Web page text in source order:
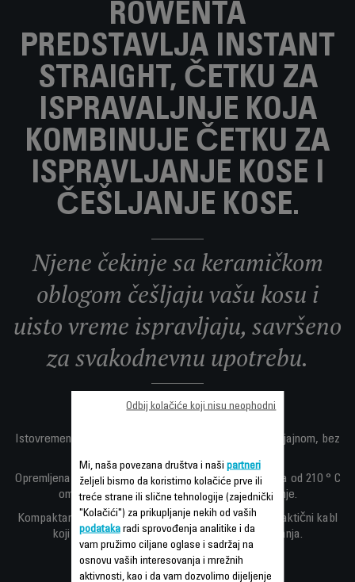
ROWENTA
PREDSTAVLJA INSTANT
STRAIGHT, ČETKU ZA
ISPRAVALJNJE KOJA
KOMBINUJE ČETKU ZA
ISPRAVLJANJE KOSE I
ČEŠLJANJE KOSE.
Njene čekinje sa keramičkom
oblogom češljaju vašu kosu i
uisto vreme ispravljaju, savršeno
za svakodnevnu upotrebu.
Kosu ispravljajte jednim potezom.
Istovremeno, pravi ionic generator čini kosu glakom i sjajnom, bez
Opremljena digitalnim displejem, optimalna temperatura od 210 ° C
omogućava izuzetno brzo i efikasno ispravljanje.
Kompaktan dizajn, jednostavna ergonomska ručka, praktični kabl
koji rotira 360 °i funkcija automatskog isključivanja.
Mi, naša povezana društva i naši partneri
željeli bismo da koristimo kolačiće prve ili
treće strane ili slične tehnologije (zajednički
"Kolačići") za prikupljanje nekih od vaših
podatakaradi sprovođenja analitike i da
vam pružimo ciljane oglase i sadržaj na
osnovu vaših interesovanja i mrežnih
aktivnosti, kao i da vam dozvolimo dijeljenje
Odbij kolačiće koji nisu neophodni